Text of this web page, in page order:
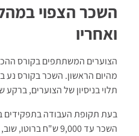
השכר הצפוי
ואחריו
הצוערים המשתתפים בקורס
תלוי בניסיון של הצוערים,
בעת תקופת העבודה בתפקידים
השכר עד 9,000 ש"ח